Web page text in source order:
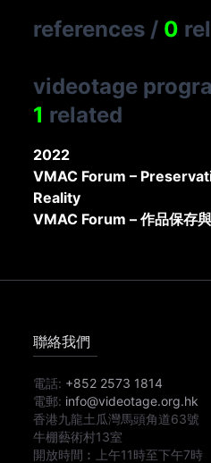
references / 0
videotage
1 related
2022
VMAC Forum –
Reality
VMAC Forum – 作品保存
聯絡我們
電話: +852 2573 1814
電郵: info@videotage.org.hk
香港九龍土瓜灣馬頭角道63號
牛棚藝術村13室
開放時間︰
上午11時至下午7時